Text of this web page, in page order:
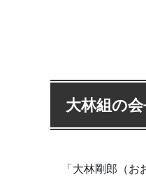
大林組の
「大林剛郎（